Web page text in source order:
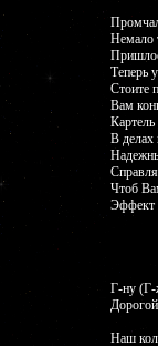
Немало
Теперь
Стоите
Вам
Картель
В делах
Чтоб
Эффект
Г-ну
Наш